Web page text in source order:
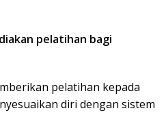
pelatihan bagi
pelatihan kepada
diri dengan sistem